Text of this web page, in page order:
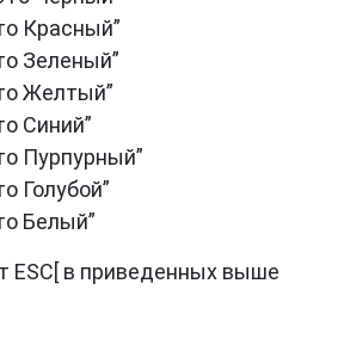
Красный”
Зеленый”
Желтый”
Синий”
Пурпурный”
Голубой”
Белый”
ESC[ в приведенных выше